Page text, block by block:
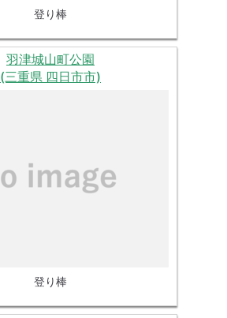
登り棒
羽津城山町公園
(三重県 四日市市)
登り棒